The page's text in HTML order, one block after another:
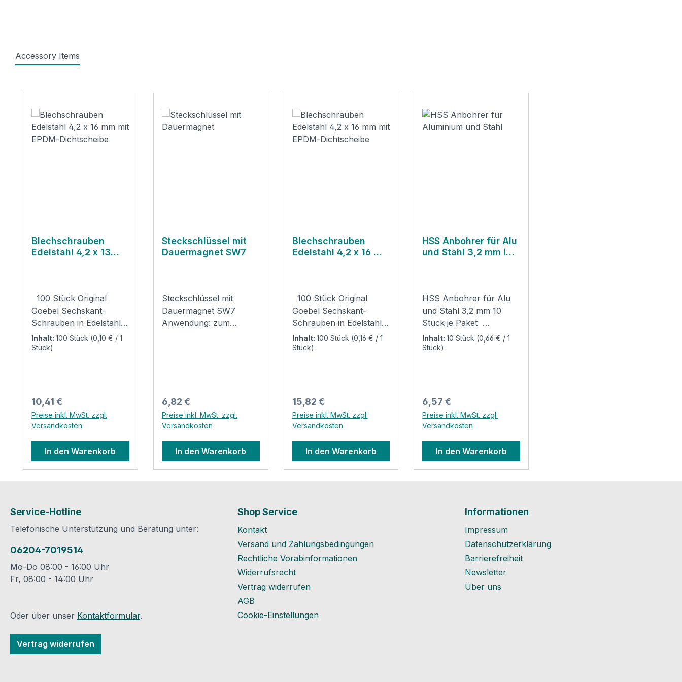
Accessory Items
Blechschrauben
Edelstahl 4,2 x 13
100 Stück Original
Goebel Sechskant-
Schrauben in Edelstahl
A2 Ausführung 4,2 x
13mm Verwendung:
oder andere Blechteile
mit vorgestanzten
Löchern. In Edelstahl A2,
DIN 7976. Ideal für
Mäntel, Bögen und
Endteller! Für
pro Laufmeter, für
Bögen benötigen Sie
acht Schrauben pro
passenden
Schraubereinsatz bieten
wir an. Weiteres Zubehör
Herstellers
Kontaktinformationen
des Herstellers: Goebel
Inhalt: 100 Stück (0,10 € / 1
Stück)
Regulärer Preis:
10,41 €
Preise inkl. MwSt. zzgl.
Versandkosten
In den Warenkorb
Steckschlüssel mit
Dauermagnet SW7
Steckschlüssel mit
Dauermagnet SW7
Anwendung: zum
der Schraube Form E
Aussensechskantantrieb
Produktsicherheit und
Kontaktinformationen
GmbHMühlenstraße 2-
4D - 40699 ErkrathMail:
Regulärer Preis:
6,82 €
Preise inkl. MwSt. zzgl.
Versandkosten
In den Warenkorb
Blechschrauben
Edelstahl 4,2 x 16 mm
100 Stück Original
Goebel Sechskant-
Schrauben in Edelstahl
A2 Ausführung 4,2 x 16
mm mit EPDM-
Blechmäntel,
Blechbogen, Stutzen
oder andere Blechteile
mit vorgestanzten
DIN 7976. EPDM-
Dichtscheiben haben
Beständigkeit),
Feuchtigkeitsbeständigkei
t), und Hitzebeständigkeit
t von – 30 bis + 130 Grad
Celsius). Zudem weisen
gegen heißes Wasser,
Inhalt: 100 Stück (0,16 € / 1
Stück)
Regulärer Preis:
15,82 €
Preise inkl. MwSt. zzgl.
Versandkosten
In den Warenkorb
HSS Anbohrer für Alu
und Stahl 3,2 mm im
HSS Anbohrer für Alu
und Stahl 3,2 mm 10
Stück je Paket
Verwendung: HSS
Anbohrer sind speziell
1897 geschliffen Type N
rechtsschneidend
zylindrisch extra kurz
Bohrdurchmesser 3,2
Gesamtlänge 40 mm
Produktsicherheit und
GmbHMühlenstraße 2-
4D - 40699 ErkrathMail:
info@goebel-shop.com
Inhalt:10 Stück (0,66 € / 1
Stück)
Regulärer Preis:
6,57 €
Preise inkl. MwSt. zzgl.
Versandkosten
In den Warenkorb
Service-Hotline
Telefonische Unterstützung und Beratung unter:
06204-7019514
Mo-Do 08:00 - 16:00 Uhr
Fr, 08:00 - 14:00 Uhr
Oder über unser Kontaktformular.
Vertrag widerrufen
Shop Service
Kontakt
Versand und Zahlungsbedingungen
Rechtliche Vorabinformationen
Widerrufsrecht
Vertrag widerrufen
AGB
Cookie-Einstellungen
Informationen
Impressum
Datenschutzerklärung
Barrierefreiheit
Newsletter
Über uns